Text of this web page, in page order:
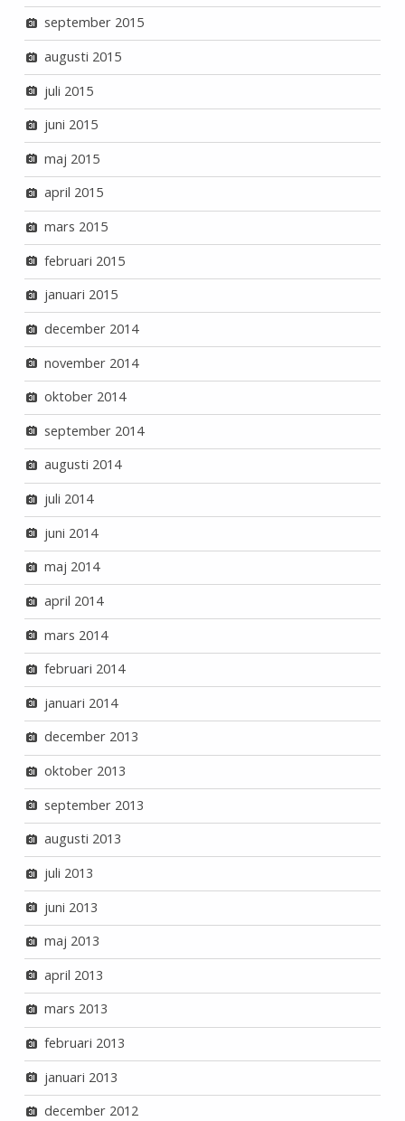
september 2015
augusti 2015
juli 2015
juni 2015
maj 2015
april 2015
mars 2015
februari 2015
januari 2015
december 2014
november 2014
oktober 2014
september 2014
augusti 2014
juli 2014
juni 2014
maj 2014
april 2014
mars 2014
februari 2014
januari 2014
december 2013
oktober 2013
september 2013
augusti 2013
juli 2013
juni 2013
maj 2013
april 2013
mars 2013
februari 2013
januari 2013
december 2012